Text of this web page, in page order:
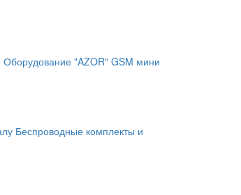
Оборудование "AZOR" GSM мини
Беспроводные комплекты и